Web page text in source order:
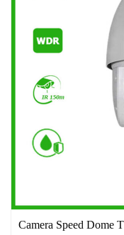
Camera Speed Dome